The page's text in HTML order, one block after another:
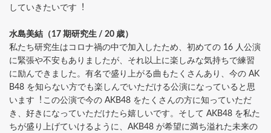
していきたいです︕
⽔島美結（17 期研究⽣ / 20 歳）
私たち研究⽣はコロナ禍の中で加⼊したため、初めての 16 ⼈公演
に緊張や不安もありましたが、それ以上に楽しみな気持ちで練習
に励んできました。有名で盛り上がる曲もたくさんあり、今の AK
B48 を知らない⽅でも楽しんでいただける公演になっていると思
います︕この公演で今の AKB48 をたくさんの⽅に知っていただ
き、好きになっていただけたら嬉しいです。そして AKB48 を私た
ちが盛り上げていけるように、AKB48 が希望に満ち溢れた未来の